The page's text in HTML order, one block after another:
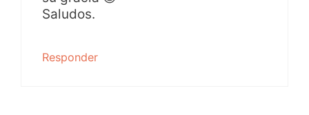
Saludos.
Responder